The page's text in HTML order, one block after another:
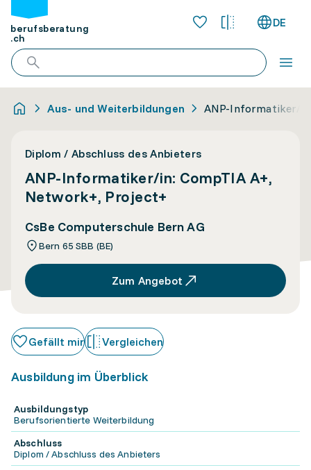
berufsberatung
.ch
DE
Aus- und Weiterbildungen ANP-Informatiker/
Diplom / Abschluss des Anbieters
ANP-Informatiker/in: CompTIA A+,
Network+, Project+
CsBe Computerschule Bern AG
Bern 65 SBB (BE)
Zum Angebot
Gefällt mir Vergleichen
Ausbildung im Überblick
Ausbildungstyp
Berufsorientierte Weiterbildung
Abschluss
Diplom / Abschluss des Anbieters